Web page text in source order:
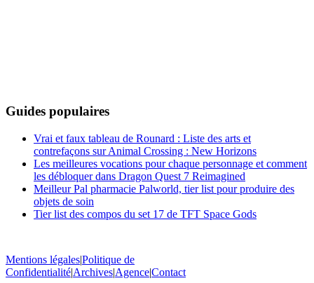
Guides populaires
Vrai et faux tableau de Rounard : Liste des arts et
contrefaçons sur Animal Crossing : New Horizons
Les meilleures vocations pour chaque personnage et comment
les débloquer dans Dragon Quest 7 Reimagined
Meilleur Pal pharmacie Palworld, tier list pour produire des
objets de soin
Tier list des compos du set 17 de TFT Space Gods
Mentions légales|Politique de
Confidentialité|Archives|Agence|Contact